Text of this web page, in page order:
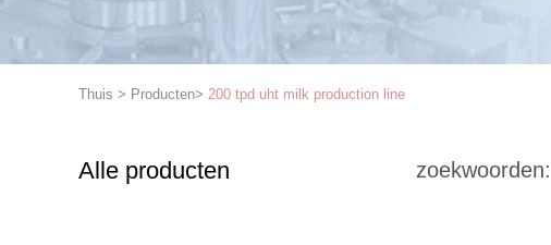
Thuis > Producten> 200 tpd uht milk production line
Alle producten zoekwoorden: